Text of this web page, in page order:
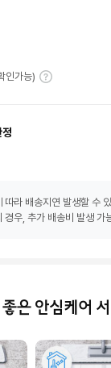
인가능)
따라 배송지연 발생할 수
경우, 추가 배송비 발생 가
은 안심케어